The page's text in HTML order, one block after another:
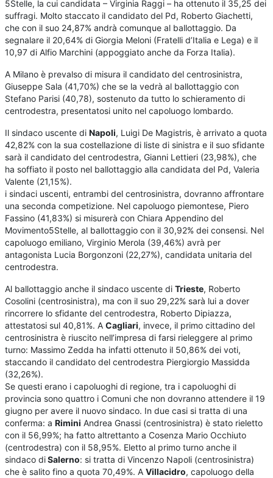
5Stelle, la cui candidata – Virginia Raggi – ha ottenuto il 35,25 dei
suffragi. Molto staccato il candidato del Pd, Roberto Giachetti,
che con il suo 24,87% andrà comunque al ballottaggio. Da
segnalare il 20,64% di Giorgia Meloni (Fratelli d’Italia e Lega) e il
10,97 di Alfio Marchini (appoggiato anche da Forza Italia).
A Milano è prevalso di misura il candidato del centrosinistra,
Giuseppe Sala (41,70%) che se la vedrà al ballottaggio con
Stefano Parisi (40,78), sostenuto da tutto lo schieramento di
centrodestra, presentatosi unito nel capoluogo lombardo.
Il sindaco uscente diNapoli, Luigi De Magistris, è arrivato a quota
42,82% con la sua costellazione di liste di sinistra e il suo sfidante
sarà il candidato del centrodestra, Gianni Lettieri (23,98%), che
ha soffiato il posto nel ballottaggio alla candidata del Pd, Valeria
Valente (21,15%).
i sindaci uscenti, entrambi del centrosinistra, dovranno affrontare
una seconda competizione. Nel capoluogo piemontese, Piero
Fassino (41,83%) si misurerà con Chiara Appendino del
Movimento5Stelle, al ballottaggio con il 30,92% dei consensi. Nel
capoluogo emiliano, Virginio Merola (39,46%) avrà per
antagonista Lucia Borgonzoni (22,27%), candidata unitaria del
centrodestra.
Al ballottaggio anche il sindaco uscente diTrieste, Roberto
Cosolini (centrosinistra), ma con il suo 29,22% sarà lui a dover
rincorrere lo sfidante del centrodestra, Roberto Dipiazza,
attestatosi sul 40,81%. ACagliari, invece, il primo cittadino del
centrosinistra è riuscito nell’impresa di farsi rieleggere al primo
turno: Massimo Zedda ha infatti ottenuto il 50,86% dei voti,
staccando il candidato del centrodestra Piergiorgio Massidda
(32,26%).
Se questi erano i capoluoghi di regione, tra i capoluoghi di
provincia sono quattro i Comuni che non dovranno attendere il 19
giugno per avere il nuovo sindaco. In due casi si tratta di una
conferma: aRimini Andrea Gnassi (centrosinistra) è stato rieletto
con il 56,99%; ha fatto altrettanto a Cosenza Mario Occhiuto
(centrodestra) con il 58,95%. Eletto al primo turno anche il
sindaco diSalerno: si tratta di Vincenzo Napoli (centrosinistra)
che è salito fino a quota 70,49%. AVillacidro, capoluogo della